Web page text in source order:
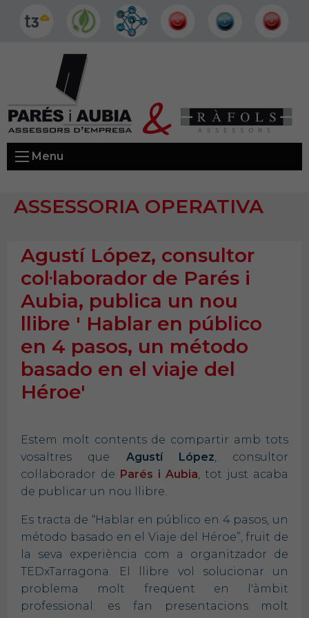
Menu
ASSESSORIA OPERATIVA
Agustí López, consultor
col·laborador de Parés i
Aubia, publica un nou
llibre ' Hablar en público
en 4 pasos, un método
basado en el viaje del
Héroe'
Estem molt contents de compartir amb tots
vosaltres que Agustí López, consultor
col·laborador de Parés i Aubia, tot just acaba
de publicar un nou llibre.
Es tracta de “Hablar en público en 4 pasos, un
método basado en el Viaje del Héroe”, fruit de
la seva experiència com a organitzador de
TEDxTarragona. El llibre vol solucionar un
problema molt freqüent en l'àmbit
professional: es fan presentacions molt